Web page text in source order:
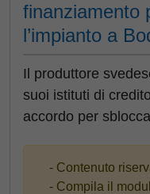
finanziamento
l’impianto a
Il produttore
suoi istituti di
accordo per
- Contenuto
- Compila il